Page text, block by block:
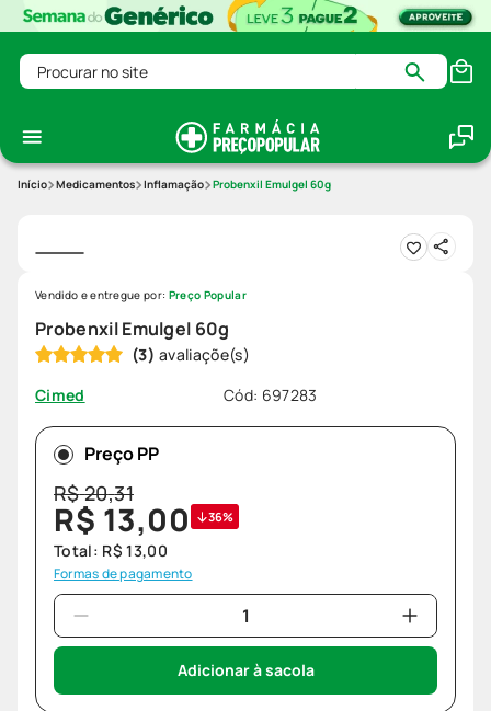
Procurar no site
Medicamentos Inflamação Probenxil Emulgel 60g
Probenxil Emulgel 60g
(3)
Cimed
Cód: 697283
Vendido e entregue por: Preço Popular
Preço PP
R$20,31
R$ 13,00 36%
Total: R$ 13,00
Formas de pagamento
Adicionar à sacola